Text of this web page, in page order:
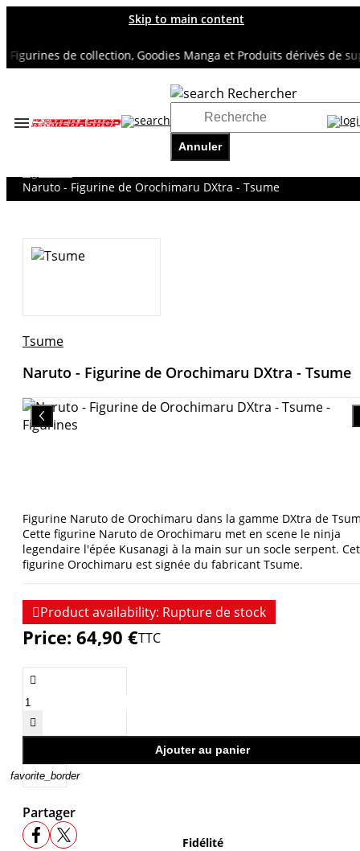
Skip to main content
de collection, Goodies Manga et Produits dérivés de super
Rechercher
Annuler
Accueil
Naruto - Figurine de Orochimaru DXtra - Tsume
Tsume
Naruto - Figurine de Orochimaru DXtra - Tsume
Figurine Naruto de Orochimaru dans la gamme DXtra de
Cette figurine Naruto de Orochimaru met en scene le ninja
legendaire l'épée Kusanagi à la main sur un socle serpent.
figurine Orochimaru est signée du fabricant Tsume.
Price: 64,90 €TTC


Ajouter au panier
favorite_border
Product availability: Rupture de stock
Partager
Fidélité